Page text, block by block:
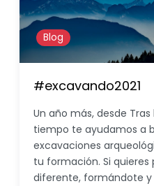
Blog
#excavando2021
Un año más, desde Tras
tiempo te ayudamos a
excavaciones
tu formación. Si quieres
diferente, formándote